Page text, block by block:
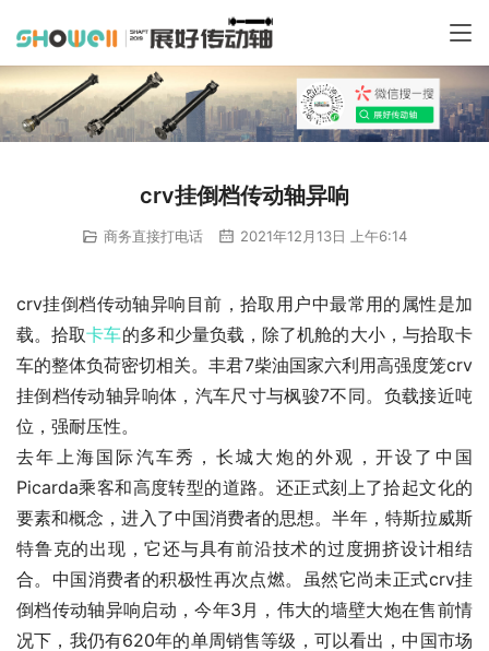
crv挂倒档传动轴异响
商务直接打电话 2021年12月13日 上午6:14
crv挂倒档传动轴异响目前，拾取用户中最常用的属性是加
载。拾取卡车的多和少量负载，除了机舱的大小，与拾取卡
车的整体负荷密切相关。丰君7柴油国家六利用高强度笼crv
挂倒档传动轴异响体，汽车尺寸与枫骏7不同。负载接近吨
位，强耐压性。
去年上海国际汽车秀，长城大炮的外观，开设了中国
Picarda乘客和高度转型的道路。还正式刻上了拾起文化的
要素和概念，进入了中国消费者的思想。半年，特斯拉威斯
特鲁克的出现，它还与具有前沿技术的过度拥挤设计相结
合。中国消费者的积极性再次点燃。虽然它尚未正式crv挂
倒档传动轴异响启动，今年3月，伟大的墙壁大炮在售前情
况下，我仍有620年的单周销售等级，可以看出，中国市场